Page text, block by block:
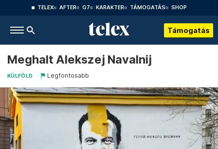
TELEX AFTER G7 KARAKTER TÁMOGATÁS SHOP
Támogatás
Meghalt Alekszej Navalnij
KÜLFÖLD Legfontosabb